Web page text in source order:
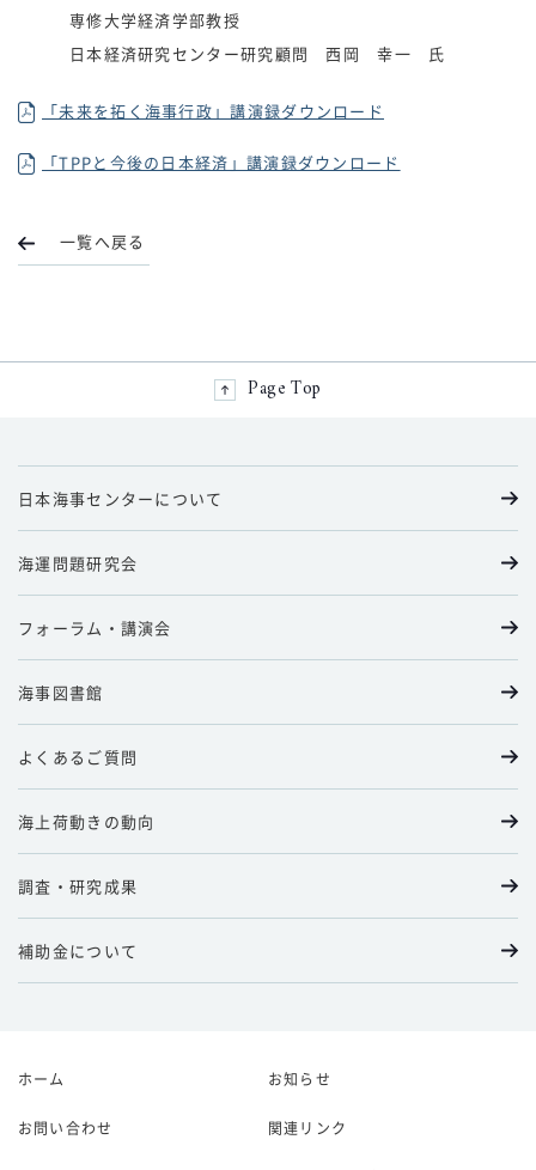
専修大学経済学部教授
日本経済研究センター研究顧問 西岡 幸一 氏
「未来を拓く海事行政」講演録ダウンロード
「TPPと今後の日本経済」講演録ダウンロード
一覧へ戻る
Page Top
日本海事センターについて
海運問題研究会
フォーラム・講演会
海事図書館
よくあるご質問
海上荷動きの動向
調査・研究成果
補助金について
ホーム お知らせ
お問い合わせ 関連リンク